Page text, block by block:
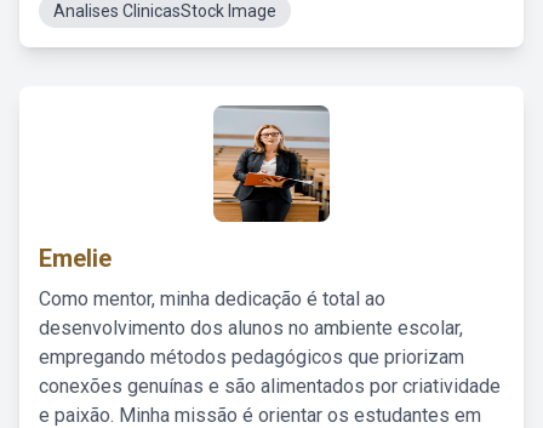
Analises ClinicasStock Image
Emelie
Como mentor, minha dedicação é total ao
desenvolvimento dos alunos no ambiente escolar,
empregando métodos pedagógicos que priorizam
conexões genuínas e são alimentados por criatividade
e paixão. Minha missão é orientar os estudantes em